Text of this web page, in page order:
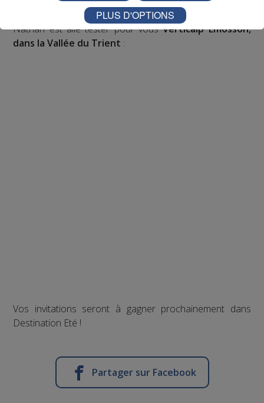
Nathan est allé tester pour vousVerticalp Émosson,
dans la Vallée du Trient :
Vos invitations seront à gagner prochainement dans
Destination Eté !
Partager sur Facebook
PLUS D'OPTIONS